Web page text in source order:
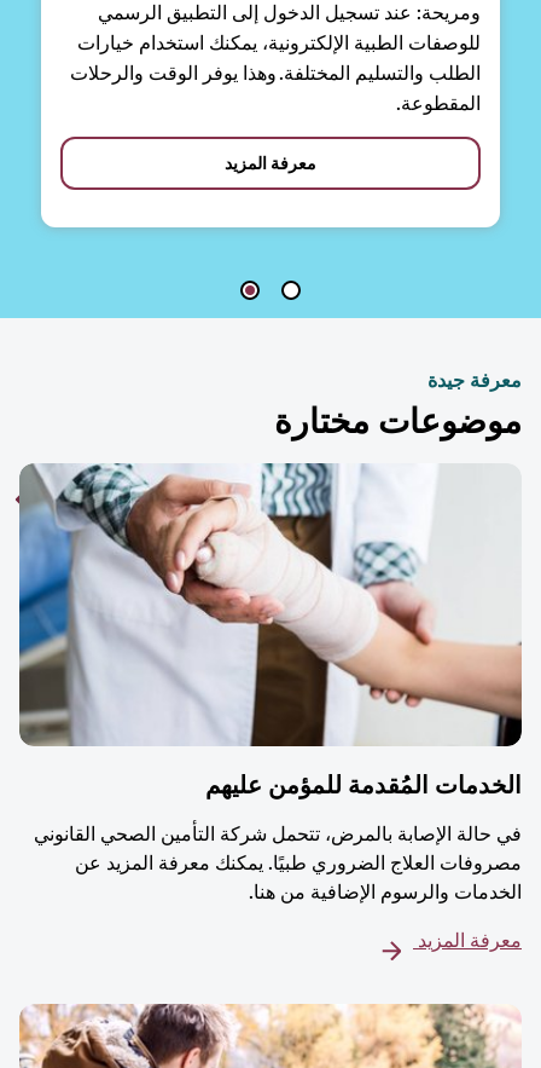
ومريحة: عند تسجيل الدخول إلى التطبيق الرسمي
للوصفات الطبية الإلكترونية، يمكنك استخدام خيارات
الطلب والتسليم المختلفة. وهذا يوفر الوقت والرحلات
المقطوعة.
معرفة المزيد
جيدة
مختارة
المُقدمة للمؤمن عليهم
الإصابة بالمرض، تتحمل شركة التأمين الصحي القانوني
العلاج الضروري طبيًا. يمكنك معرفة المزيد عن
والرسوم الإضافية من هنا.
المزيد